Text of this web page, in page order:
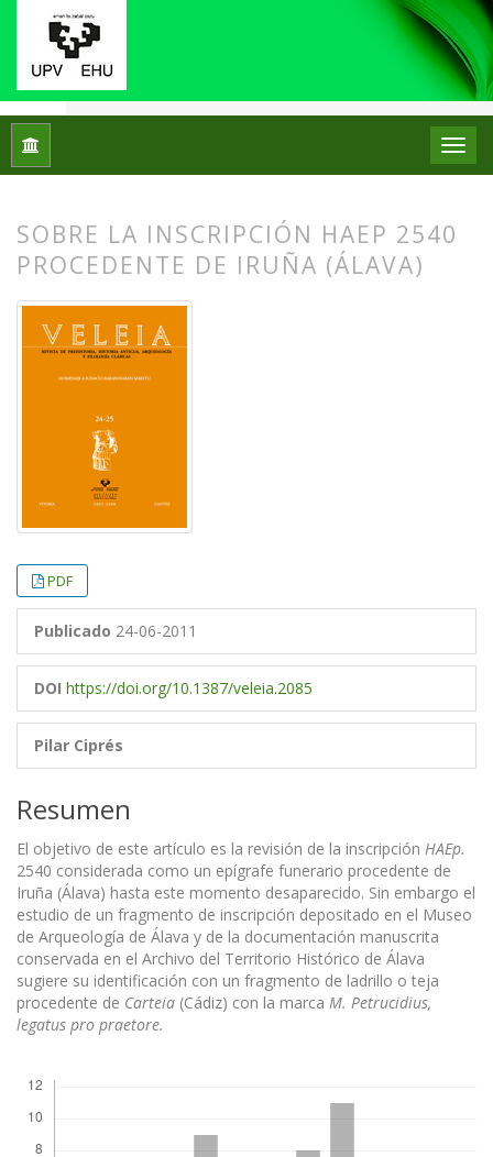
Inicio Núm. 24-25 (2008): Homenaje a Ignacio
SOBRE LA INSCRIPCIÓN HAEP 2540
PROCEDENTE DE IRUÑA (ÁLAVA)
PDF
Publicado 24-06-2011
DOI https://doi.org/10.1387/veleia.2085
Pilar Ciprés
Resumen
El objetivo de este artículo es la revisión de la inscripción HAEp.
2540 considerada como un epígrafe funerario procedente de
Iruña (Álava) hasta este momento desaparecido. Sin embargo el
estudio de un fragmento de inscripción depositado en el Museo
de Arqueología de Álava y de la documentación manuscrita
conservada en el Archivo del Territorio Histórico de Álava
sugiere su identificación con un fragmento de ladrillo o teja
procedente de Carteia (Cádiz) con la marca M. Petrucidius,
legatus pro praetore.